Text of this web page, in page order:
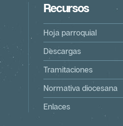
Recursos
Hoja parroquial
Descargas
Tramitaciones
Normativa diocesana
Enlaces